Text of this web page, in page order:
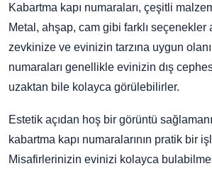
Kabartma kapı numaraları, çeşitli
Metal, ahşap, cam gibi farklı seçenekler
zevkinize ve evinizin tarzına uygun
numaraları genellikle evinizin dış
uzaktan bile kolayca görülebilirler.
Estetik açıdan hoş bir görüntü
kabartma kapı numaralarının pratik bir
Misafirlerinizin evinizi kolayca